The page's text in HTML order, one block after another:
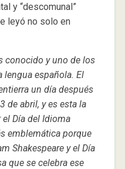
y “descomunal”
leyó no solo en
conocido y uno de los
lengua española. El
un día después
de abril, y es esta la
el Día del Idioma
emblemática porque
Shakespeare y el Día
que se celebra ese